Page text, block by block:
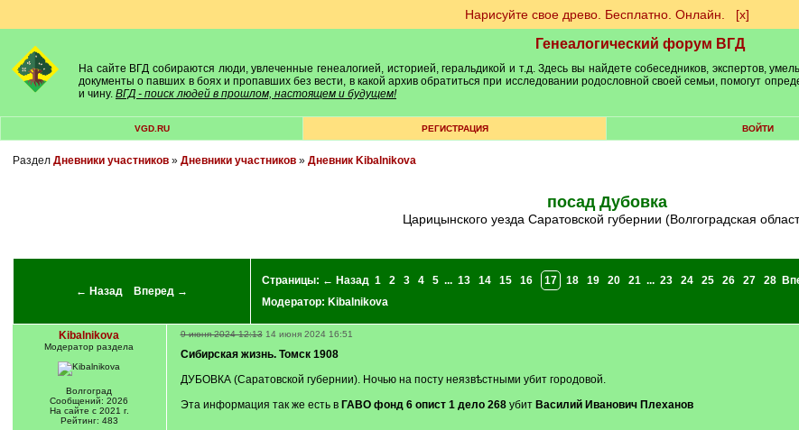
Нарисуйте свое древо. Бесплатно. Онлайн. [х]
Генеалогический форум ВГД
На сайте ВГД собираются люди, увлеченные генеалогией, историей, геральдикой и т.д. Здесь вы найдете собеседников, экспертов,
документы о павших в боях и пропавших без вести, в какой архив обратиться при исследовании родословной своей семьи, помогут
и чину. ВГД - поиск людей в прошлом, настоящем и будущем!
VGD.RU РЕГИСТРАЦИЯ ВОЙТИ
Раздел Дневники участников» Дневники участников» Дневник Kibalnikova
посад Дубовка
Царицынского уезда Саратовской губернии (Волгоградская
← Назад Вперед →
Страницы: ← Назад 1 2 3 4 5 ... 13 14 15 16 17 18 19 20 21 ... 23 24 25 26 27 28
Модератор: Kibalnikova
Kibalnikova
Модератор раздела
Волгоград
Сообщений: 2026
На сайте с 2021 г.
Рейтинг: 483
9 июня 2024 12:13 14 июня 2024 16:51
Сибирская жизнь. Томск 1908
ДУБОВКА (Саратовской губернии). Ночью на посту неязвѣстными убит городовой.
Эта информация так же есть в ГАВО фонд 6 опист 1 дело 268убит Василий Иванович Плеханов